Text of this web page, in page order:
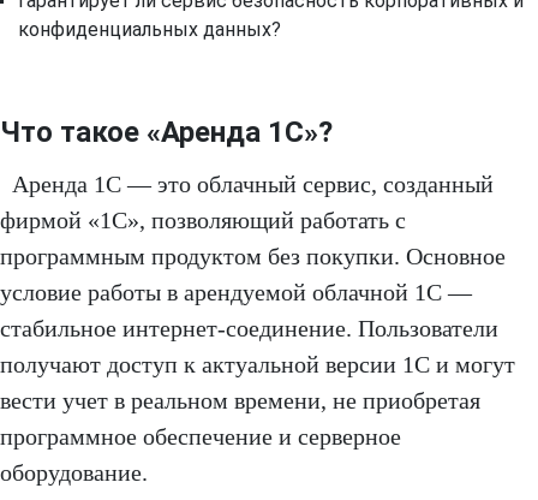
конфиденциальных данных?
Что такое «Аренда 1С»?
Аренда 1С — это облачный сервис, созданный
фирмой «1С», позволяющий работать с
программным продуктом без покупки. Основное
условие работы в арендуемой облачной 1С —
стабильное интернет-соединение. Пользователи
получают доступ к актуальной версии 1С и могут
вести учет в реальном времени, не приобретая
программное обеспечение и серверное
оборудование.